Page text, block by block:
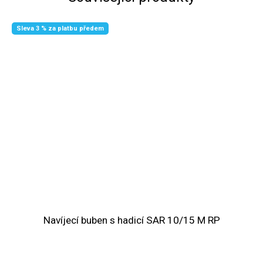
Sleva 3 % za platbu předem
Navíjecí buben s hadicí SAR 10/15 M RP